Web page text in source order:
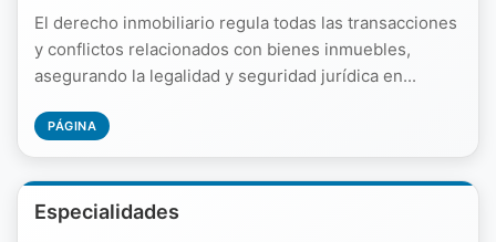
El derecho inmobiliario regula todas las transacciones
y conflictos relacionados con bienes inmuebles,
asegurando la legalidad y seguridad jurídica en...
PÁGINA
Especialidades